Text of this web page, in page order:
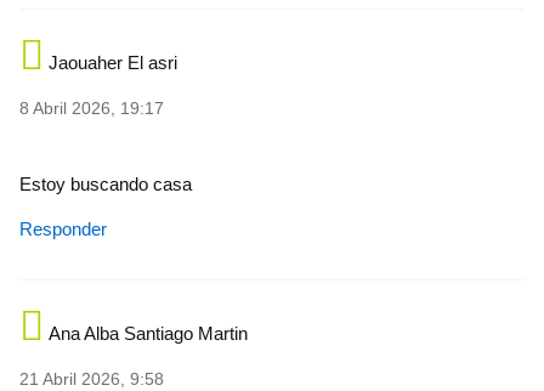
Jaouaher El asri
8 Abril 2026, 19:17
Estoy buscando casa
Responder
Ana Alba Santiago Martin
21 Abril 2026, 9:58